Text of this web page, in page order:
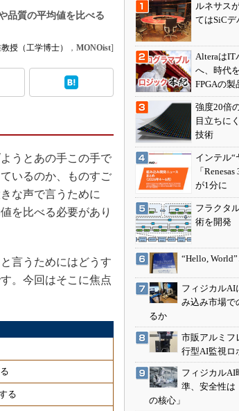
CAE
ン
開発
品質の平均値を比べる
授（工学博士） ， MONOist]
うとあの手この手で
いるのか、ものすご
な声で言うために
を比べる必要があり
言うためにはどうす
。今回はそこに焦点
る
ルネサス
てはSiCデ
AlteraはIT
へ、時代
FPGAの製
強度20倍
目立ちに
技術
インテル“
「
が1分に
フラクタ
術を開発
“Hello,
フィジカルAI
み込み市場で
るか
市販アルミフ
行型AI監視ロ
フィジカルAI
準、安全性は
の核心」